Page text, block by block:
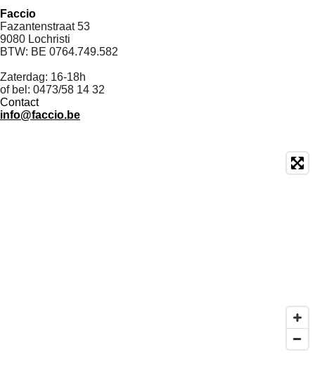
Faccio
Fazantenstraat 53
9080 Lochristi
BTW: BE 0764.749.582
Zaterdag: 16-18h
of bel : 0473/58 14 32
Contact
info@faccio.be